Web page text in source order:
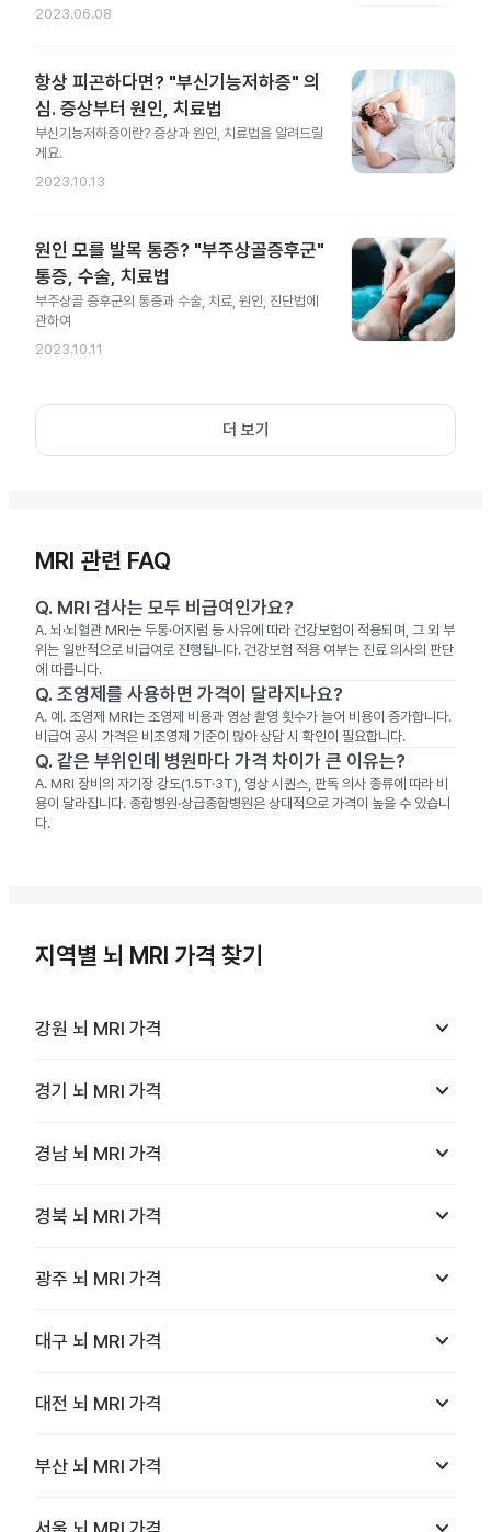
2023.06.08
항상 피곤하다면? "부신기능저하증" 의
심. 증상부터 원인, 치료법
부신기능저하증이란? 증상과 원인, 치료법을 알려드릴
게요.
2023.10.13
원인 모를 발목 통증? "부주상골증후군"
통증, 수술, 치료법
부주상골 증후군의 통증과 수술, 치료, 원인, 진단법에
관하여
2023.10.11
더 보기
MRI 관련 FAQ
Q. MRI 검사는 모두 비급여인가요?
A. 뇌·뇌혈관 MRI는 두통·어지럼 등 사유에 따라 건강보험이 적용되며, 그 외 부
위는 일반적으로 비급여로 진행됩니다. 건강보험 적용 여부는 진료 의사의 판단
에 따릅니다.
Q. 조영제를 사용하면 가격이 달라지나요?
A. 예. 조영제 MRI는 조영제 비용과 영상 촬영 횟수가 늘어 비용이 증가합니다.
비급여 공시 가격은 비조영제 기준이 많아 상담 시 확인이 필요합니다.
Q. 같은 부위인데 병원마다 가격 차이가 큰 이유는?
A. MRI 장비의 자기장 강도(1.5T·3T), 영상 시퀀스, 판독 의사 종류에 따라 비
용이 달라집니다. 종합병원·상급종합병원은 상대적으로 가격이 높을 수 있습니
다.
지역별 뇌 MRI 가격 찾기
강원 뇌 MRI 가격 keyboard_arrow_down
경기 뇌 MRI 가격 keyboard_arrow_down
경남 뇌 MRI 가격 keyboard_arrow_down
경북 뇌 MRI 가격 keyboard_arrow_down
광주 뇌 MRI 가격 keyboard_arrow_down
대구 뇌 MRI 가격 keyboard_arrow_down
대전 뇌 MRI 가격 keyboard_arrow_down
부산 뇌 MRI 가격 keyboard_arrow_down